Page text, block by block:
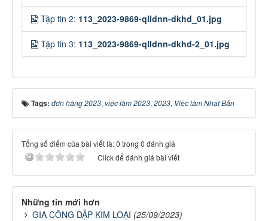
Tập tin 2: 113_2023-9869-qlldnn-dkhd_01.jpg
Tập tin 3: 113_2023-9869-qlldnn-dkhd-2_01.jpg
Tags: đơn hàng 2023, việc làm 2023, 2023, Việc làm Nhật Bản
Tổng số điểm của bài viết là: 0 trong 0 đánh giá
Click để đánh giá bài viết
Những tin mới hơn
GIA CÔNG DẬP KIM LOẠI (25/09/2023)